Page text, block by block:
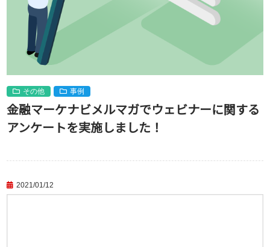
その他 事例
金融マーケナビメルマガでウェビナーに関する
アンケートを実施しました！
2021/01/12